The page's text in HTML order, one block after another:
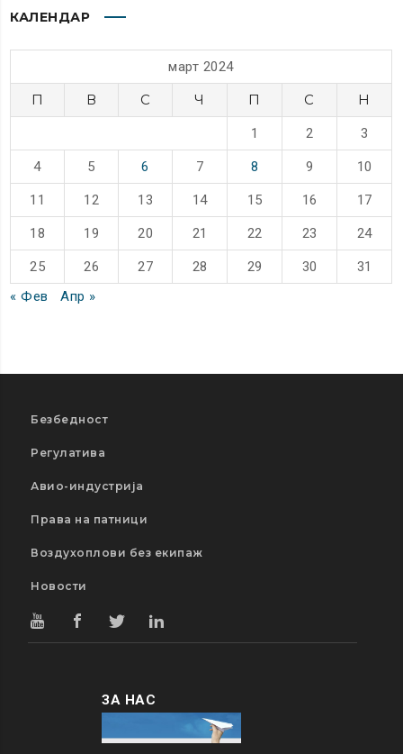
КАЛЕНДАР
март 2024
П В С Ч П С Н
1 2 3
4 5 6 7 8 9 10
11 12 13 14 15 16 17
18 19 20 21 22 23 24
25 26 27 28 29 30
31
« Фев
Апр »
Безбедност
Регулатива
Авио-индустрија
Права на патници
Воздухоплови без екипаж
Новости
ЗА НАС